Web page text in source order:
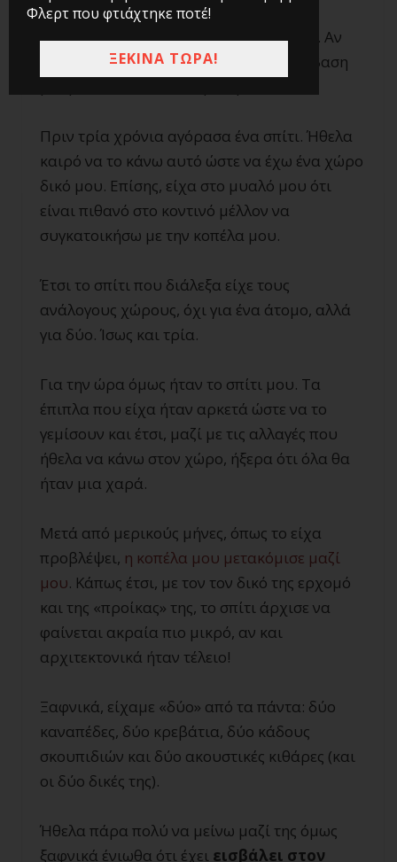
Η συγκατοίκηση είναι μεγάλο βήμα . Αν
όμως γίνει με τον σωστό τρόπο, η μετάβαση
Πριν τρία χρόνια αγόρασα ένα σπίτι. Ήθελα
καιρό να το κάνω αυτό ώστε να έχω ένα χώρο
δικό μου. Επίσης, είχα στο μυαλό μου ότι
είναι πιθανό στο κοντινό μέλλον να
συγκατοικήσω με την κοπέλα μου.
Έτσι το σπίτι που διάλεξα είχε τους
ανάλογους χώρους, όχι για ένα άτομο, αλλά
για δύο. Ίσως και τρία.
Για την ώρα όμως ήταν το σπίτι μου. Τα
έπιπλα που είχα ήταν αρκετά ώστε να το
γεμίσουν και έτσι, μαζί με τις αλλαγές που
ήθελα να κάνω στον χώρο, ήξερα ότι όλα θα
ήταν μια χαρά.
Μετά από μερικούς μήνες, όπως το είχα
προβλέψει, η κοπέλα μου μετακόμισε μαζί
μου. Κάπως έτσι, με τον τον δικό της ερχομό
και της «προίκας» της, το σπίτι άρχισε να
φαίνεται ακραία πιο μικρό, αν και
αρχιτεκτονικά ήταν τέλειο!
Ξαφνικά, είχαμε «δύο» από τα πάντα: δύο
καναπέδες, δύο κρεβάτια, δύο κάδους
σκουπιδιών και δύο ακουστικές κιθάρες (και
οι δύο δικές της).
Ήθελα πάρα πολύ να μείνω μαζί της όμως
ξαφνικά ένιωθα ότι έχει εισβάλει στον
Φλερτ που φτιάχτηκε ποτέ!
ΞΕΚΙΝΑ ΤΩΡΑ!